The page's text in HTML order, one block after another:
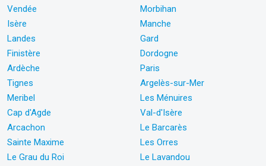
Vendée
Morbihan
Isère
Manche
Landes
Gard
Finistère
Dordogne
Ardèche
Paris
Tignes
Argelès-sur-Mer
Meribel
Les Ménuires
Cap d'Agde
Val-d'Isère
Arcachon
Le Barcarès
Sainte Maxime
Les Orres
Le Grau du Roi
Le Lavandou